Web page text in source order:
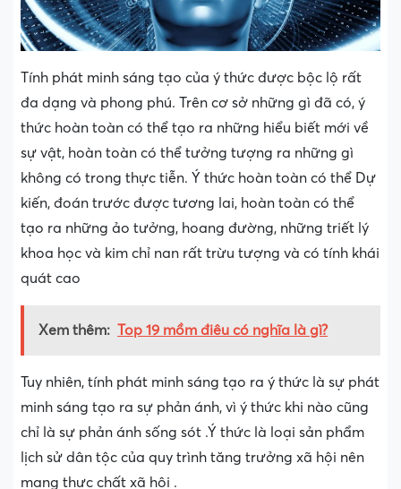
Tính phát minh sáng tạo của ý thức được bộc lộ rất
đa dạng và phong phú. Trên cơ sở những gì đã có, ý
thức hoàn toàn có thể tạo ra những hiểu biết mới về
sự vật, hoàn toàn có thể tưởng tượng ra những gì
không có trong thực tiễn. Ý thức hoàn toàn có thể Dự
kiến, đoán trước được tương lai, hoàn toàn có thể
tạo ra những ảo tưởng, hoang đường, những triết lý
khoa học và kim chỉ nan rất trừu tượng và có tính khái
quát cao
Xem thêm: Top 19 mồm điêu có nghĩa là gì?
Tuy nhiên, tính phát minh sáng tạo ra ý thức là sự phát
minh sáng tạo ra sự phản ánh, vì ý thức khi nào cũng
chỉ là sự phản ánh sống sót .Ý thức là loại sản phẩm
lịch sử dân tộc của quy trình tăng trưởng xã hội nên
mang thực chất xã hội .